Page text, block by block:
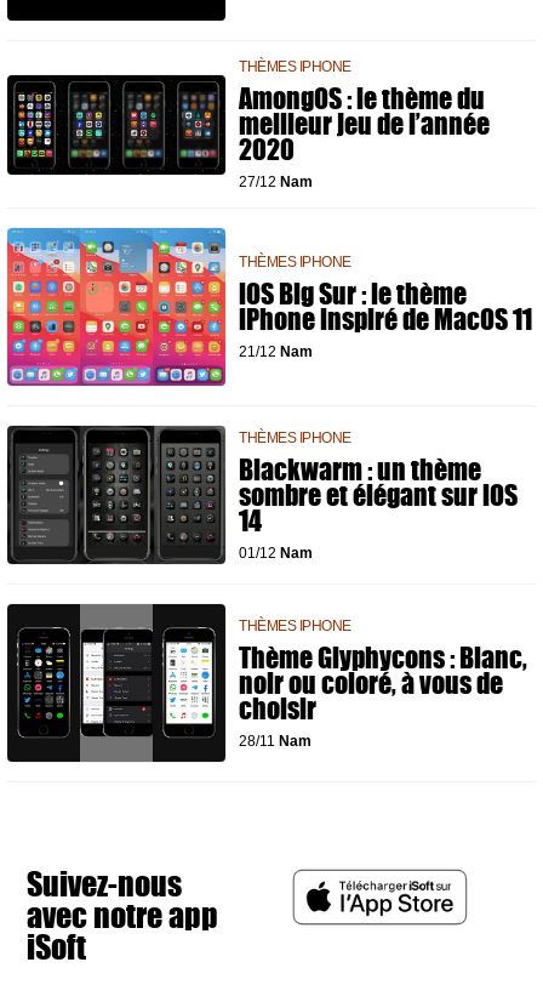
THÈMES IPHONE
AmongOS : le thème du
meilleur jeu de l’année
2020
27/12 Nam
THÈMES IPHONE
iOS Big Sur : le thème
iPhone inspiré de MacOS 11
21/12 Nam
THÈMES IPHONE
Blackwarm : un thème
sombre et élégant sur iOS
14
01/12 Nam
THÈMES IPHONE
Thème Glyphycons : Blanc,
noir ou coloré, à vous de
choisir
28/11 Nam
Suivez-nous
avec notre app
iSoft